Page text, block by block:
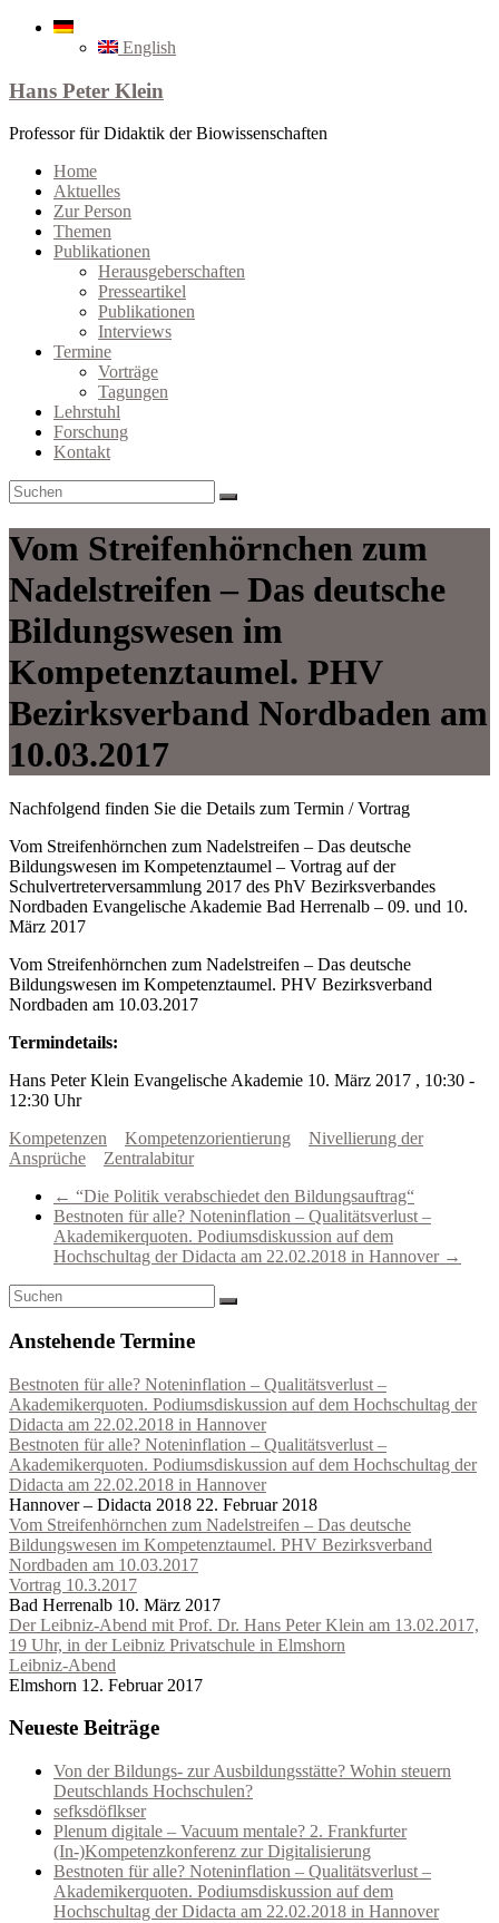
English
Hans Peter Klein
Professor für Didaktik der Biowissenschaften
Home
Aktuelles
Zur Person
Themen
Publikationen
Herausgeberschaften
Presseartikel
Publikationen
Interviews
Termine
Vorträge
Tagungen
Lehrstuhl
Forschung
Kontakt
Vom Streifenhörnchen zum
Nadelstreifen – Das deutsche
Bildungswesen im
Kompetenztaumel. PHV
Bezirksverband Nordbaden am
10.03.2017
Nachfolgend finden Sie die Details zum Termin / Vortrag
Vom Streifenhörnchen zum Nadelstreifen – Das deutsche
Bildungswesen im Kompetenztaumel – Vortrag auf der
Schulvertreterversammlung 2017 des PhV Bezirksverbandes
Nordbaden Evangelische Akademie Bad Herrenalb – 09. und 10.
März 2017
Vom Streifenhörnchen zum Nadelstreifen – Das deutsche
Bildungswesen im Kompetenztaumel. PHV Bezirksverband
Nordbaden am 10.03.2017
Termindetails:
Hans Peter Klein Evangelische Akademie 10. März 2017 , 10:30 -
12:30 Uhr
Kompetenzen
Kompetenzorientierung
Nivellierung der
Ansprüche
Zentralabitur
← “Die Politik verabschiedet den Bildungsauftrag“
Bestnoten für alle? Noteninflation – Qualitätsverlust –
Akademikerquoten. Podiumsdiskussion auf dem
Hochschultag der Didacta am 22.02.2018 in Hannover →
Anstehende Termine
Bestnoten für alle? Noteninflation – Qualitätsverlust –
Akademikerquoten. Podiumsdiskussion auf dem Hochschultag der
Didacta am 22.02.2018 in Hannover
Bestnoten für alle? Noteninflation – Qualitätsverlust –
Akademikerquoten. Podiumsdiskussion auf dem Hochschultag der
Didacta am 22.02.2018 in Hannover
Hannover – Didacta 2018 22. Februar 2018
Vom Streifenhörnchen zum Nadelstreifen – Das deutsche
Bildungswesen im Kompetenztaumel. PHV Bezirksverband
Nordbaden am 10.03.2017
Vortrag 10.3.2017
Bad Herrenalb 10. März 2017
Der Leibniz-Abend mit Prof. Dr. Hans Peter Klein am 13.02.2017,
19 Uhr, in der Leibniz Privatschule in Elmshorn
Leibniz-Abend
Elmshorn 12. Februar 2017
Neueste Beiträge
Von der Bildungs- zur Ausbildungsstätte? Wohin steuern
Deutschlands Hochschulen?
sefksdöflkser
Plenum digitale – Vacuum mentale? 2. Frankfurter
(In-)Kompetenzkonferenz zur Digitalisierung
Bestnoten für alle? Noteninflation – Qualitätsverlust –
Akademikerquoten. Podiumsdiskussion auf dem
Hochschultag der Didacta am 22.02.2018 in Hannover